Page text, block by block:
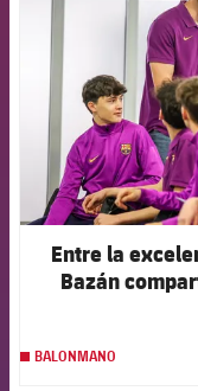
Entre la
Bazán
BALONMANO